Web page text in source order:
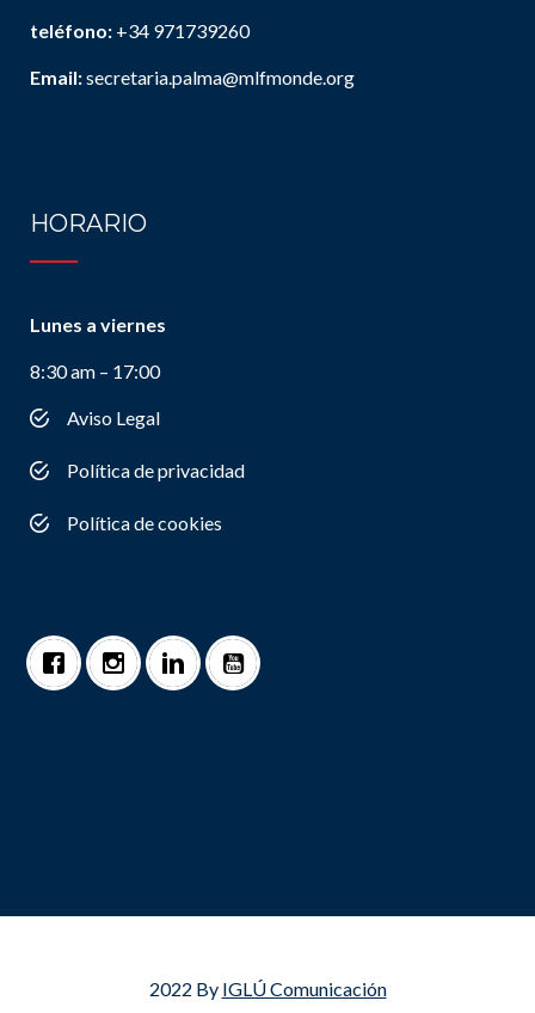
teléfono: +34 971739260
Email:secretaria.palma@mlfmonde.org
HORARIO
Lunes a viernes
8:30 am – 17:00
Aviso Legal
Política de privacidad
Política de cookies
2022 By IGLÚ Comunicación